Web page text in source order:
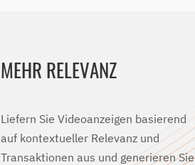
MEHR RELEVANZ
Liefern Sie Videoanzeigen basierend
auf kontextueller Relevanz und
Transaktionen aus und generieren Sie